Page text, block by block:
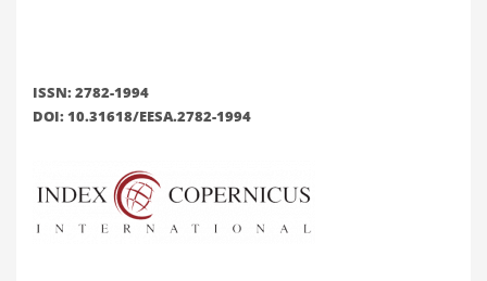
ISSN: 2782-1994
DOI: 10.31618/EESA.2782-1994